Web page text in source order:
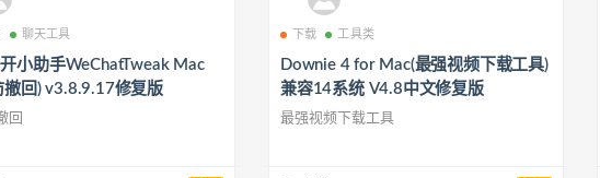
聊天工具
小助手WeChatTweak Mac
撤回) v3.8.9.17修复版
回
下载 工具类
Downie 4 for Mac(最强视频下载工具)
兼容14系统 V4.8中文修复版
最强视频下载工具